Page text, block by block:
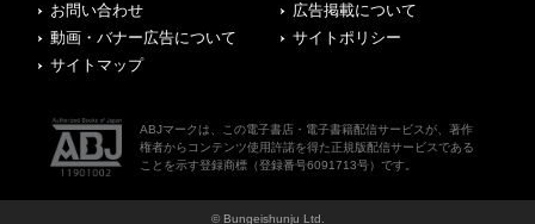
お問い合わせ
広告掲載について
動画・バナー広告について
サイトポリシー
サイトマップ
ABJマークは、この電子書店・電子書籍配信サービスが、著作
権者からコンテンツ使用許諾を得た正規版配信サービスである
ことを示す登録商標（登録番号6091713号）です。
© Bungeishunju Ltd.